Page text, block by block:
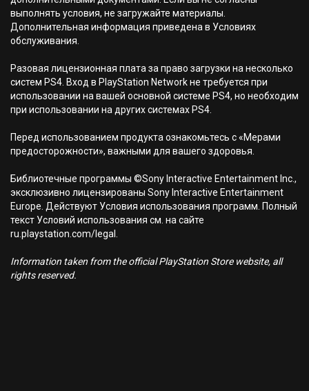
выполнять условия, не загружайте материалы.
Дополнительная информация приведена в Условиях
обслуживания.
Разовая лицензионная плата за право загрузки на несколько
систем PS4. Вход в PlayStation Network не требуется при
использовании на вашей основной системе PS4, но необходим
при использовании на других системах PS4.
Перед использованием продукта ознакомьтесь с «Мерами
предосторожности», важными для вашего здоровья.
Библиотечные программы ©Sony Interactive Entertainment Inc.,
эксклюзивно лицензированы Sony Interactive Entertainment
Europe. Действуют Условия использования программ. Полный
текст Условий использования см. на сайте
ru.playstation.com/legal.
Information taken from the official PlayStation Store website, all
rights reserved.